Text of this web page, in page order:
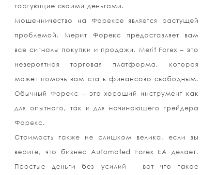
торгующие своими деньгами.
Мошенничество на Форексе является растущей
проблемой. Мерит Форекс предоставляет вам
все сигналы покупки и продажи. Merit Forex – это
невероятная торговая платформа, которая
может помочь вам стать финансово свободным.
Обычный Форекс – это хороший инструмент как
для опытного, так и для начинающего трейдера
Форекс.
Стоимость также не слишком велика, если вы
верите, что бизнес Automated Forex EA делает.
Простые деньги без усилий – вот что такое